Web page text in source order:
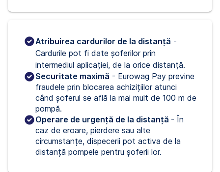
Atribuirea cardurilor de la distanță -
Cardurile pot fi date șoferilor prin
intermediul aplicației, de la orice distanță.
Securitate maximă - Eurowag Pay previne
fraudele prin blocarea achizițiilor atunci
când șoferul se află la mai mult de 100 m de
pompă.
Operare de urgență de la distanță - În
caz de eroare, pierdere sau alte
circumstanțe, dispecerii pot activa de la
distanță pompele pentru șoferii lor.